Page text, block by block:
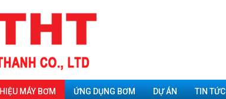
HIỆU MÁY BƠM ỨNG DỤNG BƠM DỰ ÁN TIN TỨC